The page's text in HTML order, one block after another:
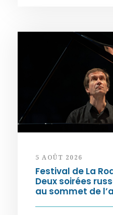
5 AOÛT 2026
Festival de La
Deux soirées
au sommet de